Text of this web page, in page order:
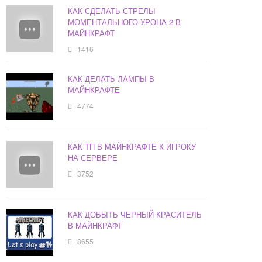
КАК СДЕЛАТЬ СТРЕЛЫ
МОМЕНТАЛЬНОГО УРОНА 2 В
МАЙНКРАФТ
1416
КАК ДЕЛАТЬ ЛАМПЫ В
МАЙНКРАФТЕ
4774
КАК ТП В МАЙНКРАФТЕ К ИГРОКУ
НА СЕРВЕРЕ
3752
КАК ДОБЫТЬ ЧЕРНЫЙ КРАСИТЕЛЬ
В МАЙНКРАФТ
8655